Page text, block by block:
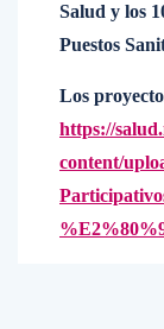
Salud y los
Puestos
Los
https://
content/